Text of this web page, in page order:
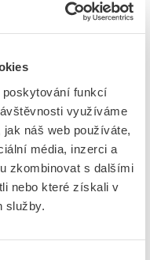
poskytování funkcí
využíváme
náš web používáte,
média, inzerci a
zkombinovat s dalšími
nebo které získali v
služby.
RJ-45), 6P6C/RJ-12,
326